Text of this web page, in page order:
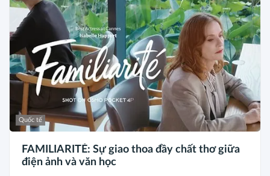
Quốc tế
FAMILIARITÉ: Sự giao thoa đầy chất thơ giữa
điện ảnh và văn học